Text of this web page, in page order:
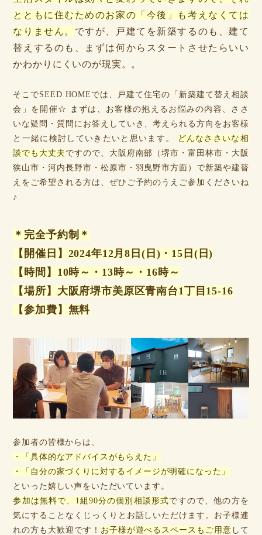
とともに住むためのお家の「今後」も考えなくては
なりません。 ですが、戸建てを新築するのも、建て
替えするのも、まずは何からスタートさせたらいい
かわかりにくいのが現実。。
そこでSEED HOMEでは、戸建て住宅の「新築建て替え相談
会」を開催☆ まずは、お客様の抱えるお悩みの内容、ささ
いな疑問・質問にお答えしていき、考えられる方向をお客様
と一緒に検討していきたいと思います。
どんなささいな相
談でも大丈夫 ですので、大阪府南部（堺市・富田林市・大阪
狭山市・河内長野市・松原市・羽曳野市方面）で新築や建替
えをご希望される方は、ぜひご予約のうえご参加くださいね
♪
＊完全予約制＊
【開催日】2024年12月8日(日)・15日(日)
【時間】10時～・13時～・16時～
【場所】大阪府堺市美原区青南台1丁目15-16
【参加費】無料
参加者の皆様からは、
・「具体的なアドバイスがもらえた」
・「自分の家づくりに対するイメージが明確になった」
といった嬉しい声をいただいています。
参加は無料で、1組90分の個別相談形式ですので、他の方を
気にすることなくじっくりとお話しいただけます。お子様連
れの方も大歓迎です！ お子様が遊べるスペースもご用意 して